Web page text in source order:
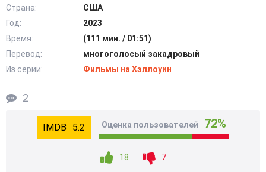
человек - и Виктор обращается к Крис Макнил, сумевшей
вызволить дочку Риган из лап жуткой сущности.
Отчаянное положение отца ей понятно и вызывает
сочувствие. Согласившись помочь, женщина не
подозревает, что ей предстоит встреча со старым
“знакомым” - тем же чудовищем, которое уже появлялось
в земной ипостаси, вселившись в ее ребенка. Темные
помешать. @Filmix.fan
Страна:
США
Год:
2023
Время:
(111 мин. / 01:51)
Перевод:
многоголосый закадровый
Из серии:
Фильмы на Хэллоуин
2
5.2 Оценка пользователей 72%
18 7